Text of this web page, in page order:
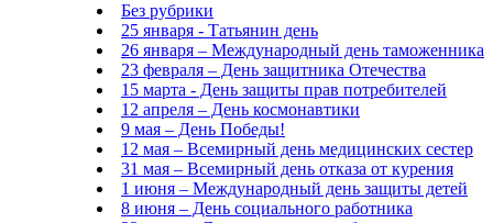
Без рубрики
25 января - Татьянин день
26 января – Международный день таможенника
23 февраля – День защитника Отечества
15 марта - День защиты прав потребителей
12 апреля – День космонавтики
9 мая – День Победы!
12 мая – Всемирный день медицинских сестер
31 мая – Всемирный день отказа от курения
1 июня – Международный день защиты детей
8 июня – День социального работника